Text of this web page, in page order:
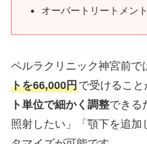
オーバートリートメン
ペルラクリニック神宮前で
トを66,000円で受けること
ト単位で細かく調整できる
照射したい」「顎下を追加